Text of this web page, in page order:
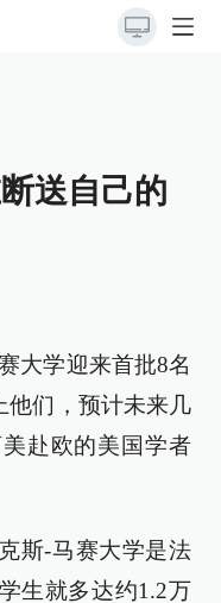
送自己的
大学迎来首批8名
他们，预计未来几
赴欧的美国学者
斯-马赛大学是法
生就多达约1.2万